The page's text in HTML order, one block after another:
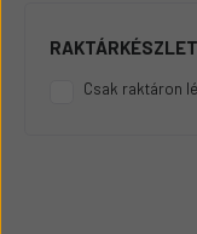
RAKTÁRKÉSZLET
Csak raktáron